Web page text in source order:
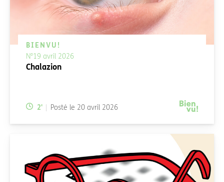
BIENVU!
N°19 avril 2026
Chalazion
Temps de lecture:
2' Posté le 20 avril 2026